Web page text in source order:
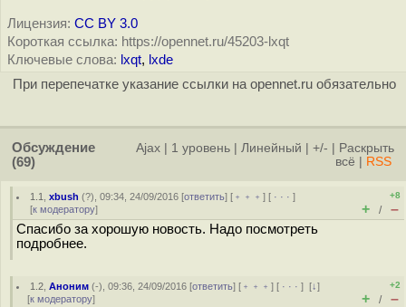
Лицензия: CC BY 3.0
Короткая ссылка: https://opennet.ru/45203-lxqt
Ключевые слова: lxqt, lxde
При перепечатке указание ссылки на opennet.ru обязательно
Обсуждение
(69)
Ajax 1 уровень Линейный +/-
Раскрыть
всё
RSS
1.1 ,xbush (?), 09:34, 24/09/2016 [ответить] [ ﹢﹢﹢] [ · · ·]
[к модератору]
+8
+ / –
Спасибо за хорошую новость. Надо посмотреть
подробнее.
1.2 ,Аноним (-), 09:36, 24/09/2016 [ответить] [ ﹢﹢﹢] [ · · ·][↓]
[к модератору]
+2
+ / –